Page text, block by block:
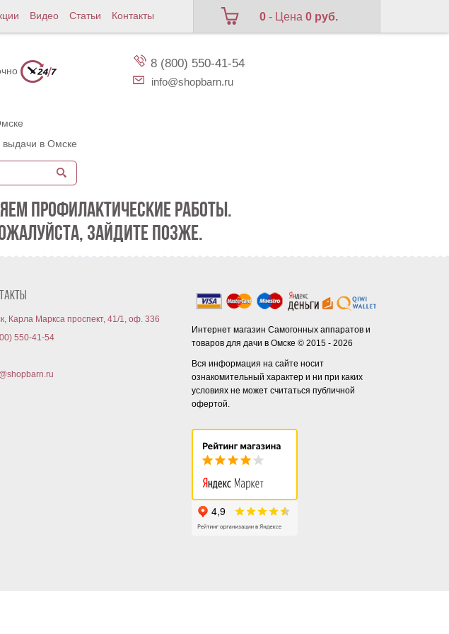
Видео Статьи Контакты 0 - Цена0 руб.
выдачи в Омске
8 (800) 550-41-54
info@shopbarn.ru
ПРОФИЛАКТИЧЕСКИЕ РАБОТЫ.
ЗАЙДИТЕ ПОЗЖЕ.
Карла Маркса проспект, 41/1, оф. 336
550-41-54
Интернет магазин Самогонных аппаратов и
товаров для дачи в Омске © 2015 - 2026
Вся информация на сайте носит
ознакомительный характер и ни при каких
условиях не может считаться публичной
офертой.